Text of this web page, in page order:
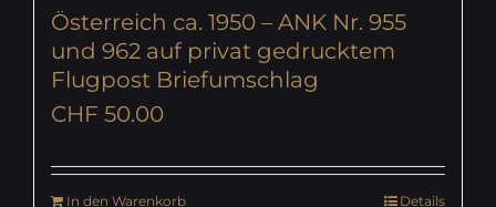
Österreich ca. 1950 – ANK Nr. 955
und 962 auf privat gedrucktem
Flugpost Briefumschlag
CHF 50.00
In den Warenkorb
Details